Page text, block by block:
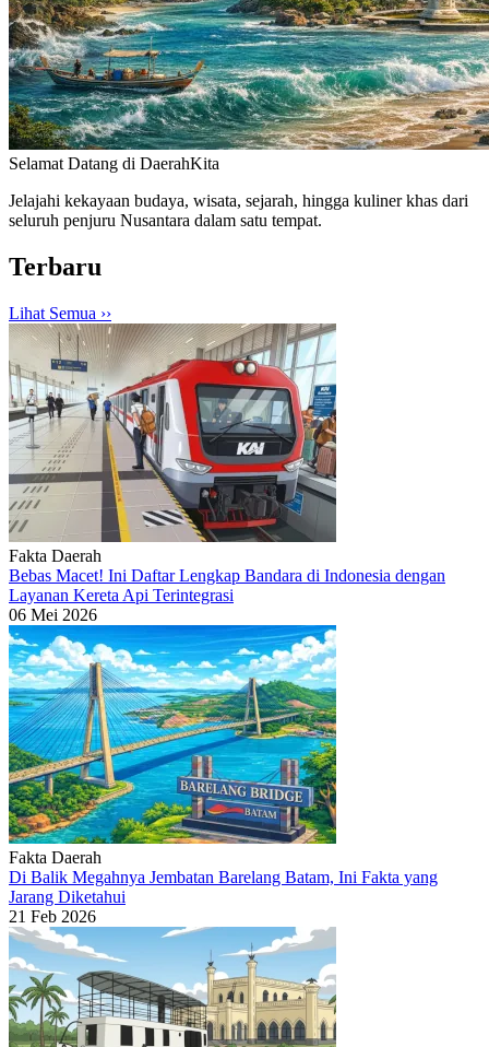
Selamat Datang di DaerahKita
Jelajahi kekayaan budaya, wisata, sejarah, hingga kuliner khas dari
seluruh penjuru Nusantara dalam satu tempat.
Terbaru
Lihat Semua ››
Fakta Daerah
Bebas Macet! Ini Daftar Lengkap Bandara di Indonesia dengan
Layanan Kereta Api Terintegrasi
06 Mei 2026
Fakta Daerah
Di Balik Megahnya Jembatan Barelang Batam, Ini Fakta yang
Jarang Diketahui
21 Feb 2026